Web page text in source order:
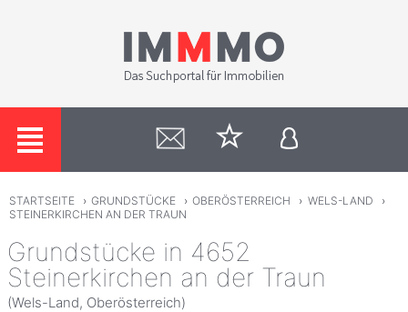
STARTSEITE › GRUNDSTÜCKE › OBERÖSTERREICH › WELS-LAND
›
STEINERKIRCHEN AN DER TRAUN
Grundstücke in 4652
Steinerkirchen an der Traun
(Wels-Land, Oberösterreich)